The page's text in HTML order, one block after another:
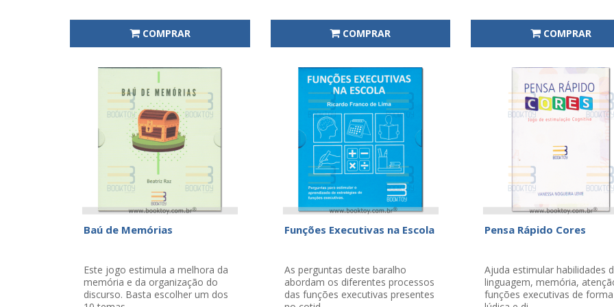
COMPRAR COMPRAR COMPRAR
Baú de Memórias
Este jogo estimula a melhora da
memória e da organização do
discurso. Basta escolher um dos
Funções Executivas na Escola
As perguntas deste baralho
abordam os diferentes processos
das funções executivas presentes
Pensa Rápido Cores
Ajuda estimular habilidades
linguagem, memória,
funções executivas de forma